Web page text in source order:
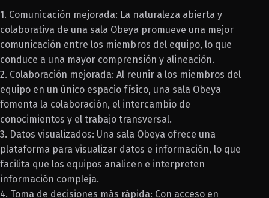
1. Comunicación mejorada: La naturaleza abierta y
colaborativa de una sala Obeya promueve una mejor
comunicación entre los miembros del equipo, lo que
conduce a una mayor comprensión y alineación.
2. Colaboración mejorada: Al reunir a los miembros del
equipo en un único espacio físico, una sala Obeya
fomenta la colaboración, el intercambio de
conocimientos y el trabajo transversal.
3. Datos visualizados: Una sala Obeya ofrece una
plataforma para visualizar datos e información, lo que
facilita que los equipos analicen e interpreten
información compleja.
4. Toma de decisiones más rápida: Con acceso en